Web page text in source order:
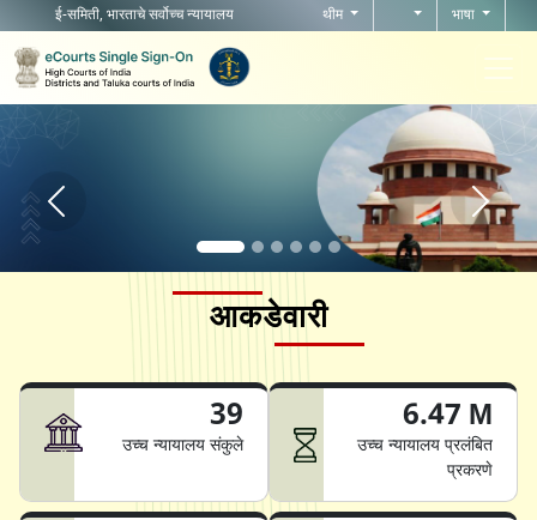
ई-समिती, भारताचे सर्वोच्च न्यायालय थीम भाषा
Home page carousel Previous button Home
आकडेवारी
39
उच्च न्यायालय संकुले
6.47 M
उच्च न्यायालय प्रलंबित
प्रकरणे